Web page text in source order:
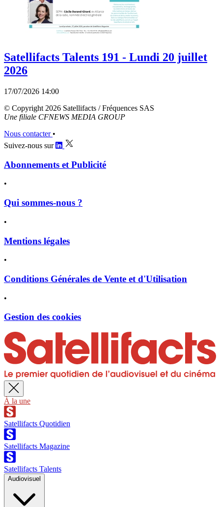
Satellifacts Talents 191 - Lundi 20 juillet
2026
17/07/2026 14:00
© Copyright 2026 Satellifacts / Fréquences SAS
Une filiale CFNEWS MEDIA GROUP
Nous contacter •
Suivez-nous sur
Abonnements et Publicité
•
Qui sommes-nous ?
•
Mentions légales
•
Conditions Générales de Vente et d'Utilisation
•
Gestion des cookies
À la une
Satellifacts Quotidien
Satellifacts Magazine
Satellifacts Talents
Audiovisuel